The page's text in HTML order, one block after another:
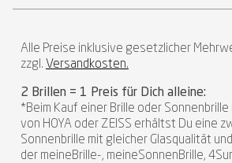
Alle Preise inklusive gesetzlicher
zzgl. Versandkosten.
2 Brillen = 1 Preis für Dich alleine:
*Beim Kauf einer Brille oder
von HOYA oder ZEISS erhältst Du eine
Sonnenbrille mit gleicher Glasqualität
der meineBrille-, meineSonnenBrille,